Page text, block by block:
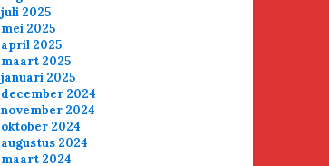
juli 2025
mei 2025
april 2025
maart 2025
januari 2025
december 2024
november 2024
oktober 2024
augustus 2024
maart 2024